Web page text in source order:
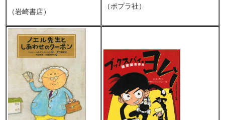
（岩崎書店）
（ポプラ社）